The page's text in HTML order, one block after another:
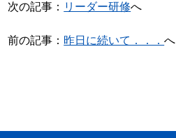
次の記事： リーダー研修へ
前の記事： 昨日に続いて．．．へ